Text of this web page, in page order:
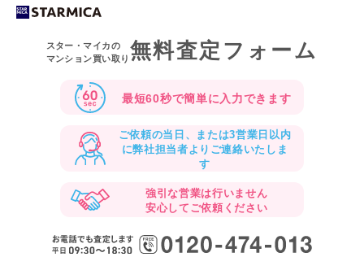
スター・マイカの
マンション買い取り 無料査定フォーム
最短60秒で簡単に入力できます
ご依頼の当日、または3営業日以内
に弊社担当者よりご連絡いたしま
す
強引な営業は行いません
安心してご依頼ください